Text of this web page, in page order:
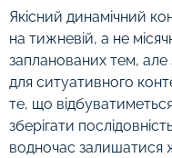
Якісний динамічний
на тижневій, а не
запланованих тем, але
для ситуативного
те, що відбуватиметься
зберігати
водночас залишатися